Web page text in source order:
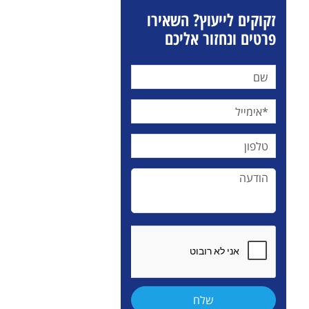
זקוקים לייעוץ? השאירו
פרטים ונחזור אליכם